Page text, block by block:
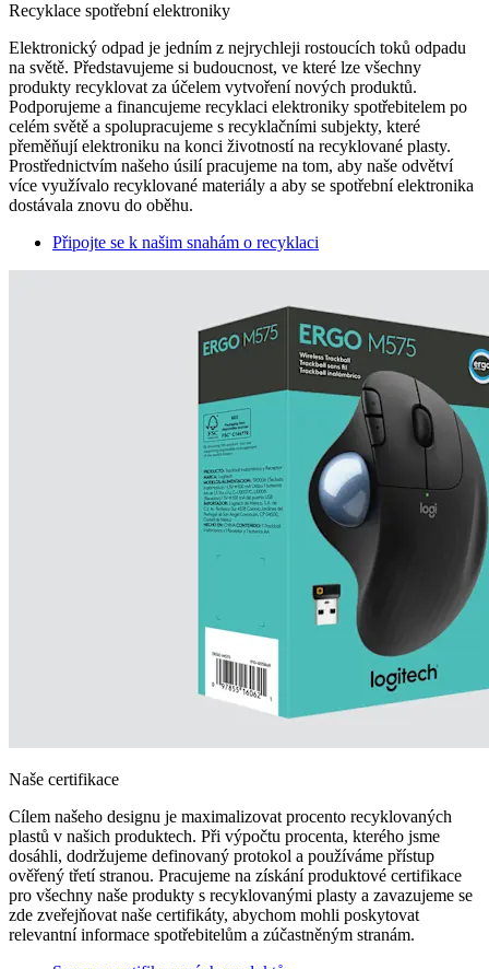
Recyklace spotřební elektroniky
Elektronický odpad je jedním z nejrychleji rostoucích toků odpadu
na světě. Představujeme si budoucnost, ve které lze všechny
produkty recyklovat za účelem vytvoření nových produktů.
Podporujeme a financujeme recyklaci elektroniky spotřebitelem po
celém světě a spolupracujeme s recyklačními subjekty, které
přeměňují elektroniku na konci životností na recyklované plasty.
Prostřednictvím našeho úsilí pracujeme na tom, aby naše odvětví
více využívalo recyklované materiály a aby se spotřební elektronika
dostávala znovu do oběhu.
Připojte se k našim snahám o recyklaci
Naše certifikace
Cílem našeho designu je maximalizovat procento recyklovaných
plastů v našich produktech. Při výpočtu procenta, kterého jsme
dosáhli, dodržujeme definovaný protokol a používáme přístup
ověřený třetí stranou. Pracujeme na získání produktové certifikace
pro všechny naše produkty s recyklovanými plasty a zavazujeme se
zde zveřejňovat naše certifikáty, abychom mohli poskytovat
relevantní informace spotřebitelům a zúčastněným stranám.